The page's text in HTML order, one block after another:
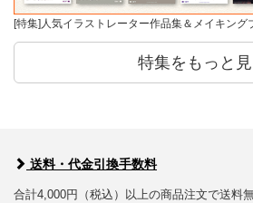
[特集]人気イラストレーター作品集＆メイキング
特集をもっと
送料・代金引換手数料
合計4,000円（税込）以上の商品注文で送料